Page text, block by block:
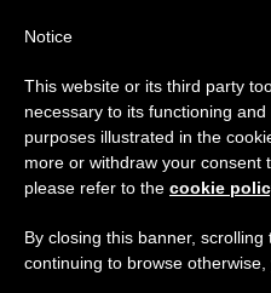
PAPI
Notice
This website or its third party
necessary to its functioning
purposes illustrated in the
more or withdraw your consent
please refer to the cookie
By closing this banner,
continuing to browse